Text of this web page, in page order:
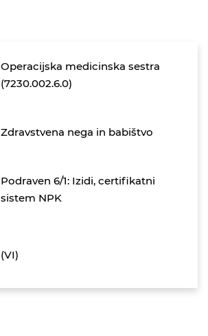
Operacijska medicinska sestra
(7230.002.6.0)
Zdravstvena nega in babištvo
Podraven 6/1: Izidi, certifikatni
sistem NPK
(VI)